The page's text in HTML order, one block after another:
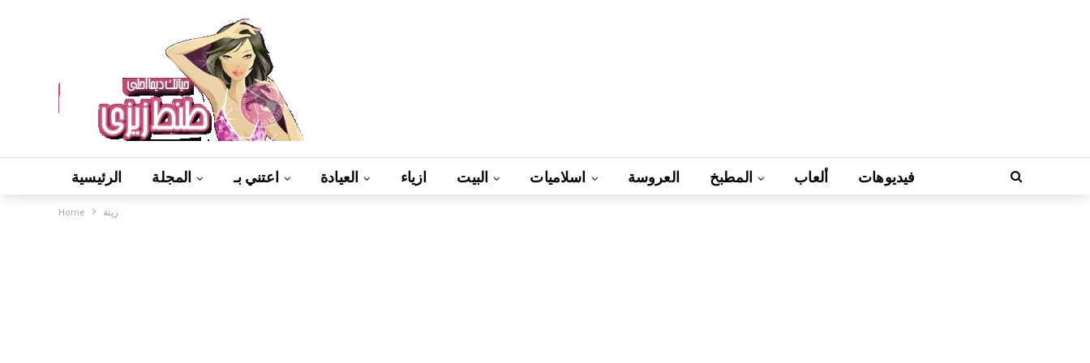
الرئيسية المجلة اعتني بـ العيادة ازياء البيت اسلاميات العروسة المطبخ ألعاب فيديوهات
Home زينة